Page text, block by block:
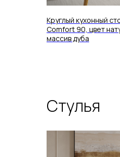
Круглый кухонный
Comfort 90, цвет
массив дуба
Стулья